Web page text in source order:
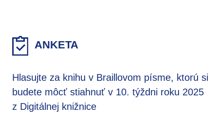
ANKETA
Hlasujte za knihu v Braillovom písme, ktorú si
budete môcť stiahnuť v 10. týždni roku 2025
z Digitálnej knižnice